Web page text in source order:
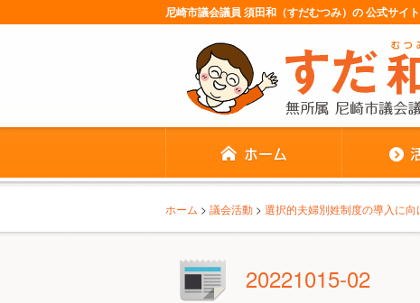
尼崎市議会議員 須田和（すだむつみ）の 公式サイ
ホーム > 議会活動 > 選択的夫婦別姓制度の導入に
20221015-02